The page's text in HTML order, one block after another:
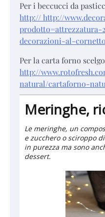
Per i beccucci da
http:// http://
decorazioni-al-cornetto
Per la carta forno scelgo
http://
natural/cartaforno-
Meringhe,
Le meringhe, un
e zucchero o sciroppo
in purezza ma sono
dessert.